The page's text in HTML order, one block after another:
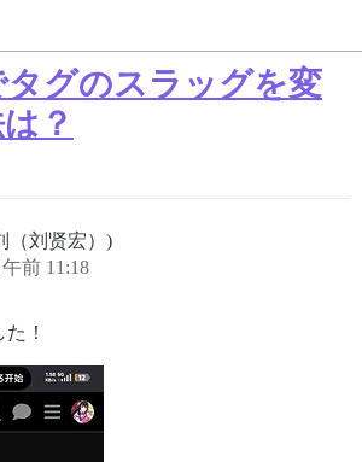
タグのスラッグを変
？
（刘贤宏）)
前 11:18
！